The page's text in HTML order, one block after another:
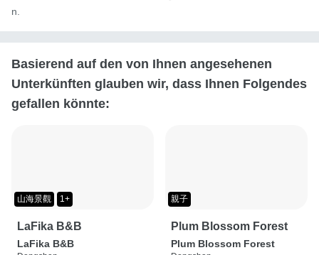
n.
Basierend auf den von Ihnen angesehenen
Unterkünften glauben wir, dass Ihnen Folgendes
gefallen könnte:
山海景觀 1+
LaFika B&B
LaFika B&B
親子
Plum Blossom Forest
Plum Blossom Forest